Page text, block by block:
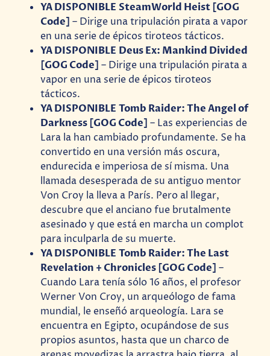
YA DISPONIBLE SteamWorld Heist [GOG
Code]– Dirige una tripulación pirata a vapor
en una serie de épicos tiroteos tácticos.
YA DISPONIBLE Deus Ex: Mankind Divided
[GOG Code]– Dirige una tripulación pirata a
vapor en una serie de épicos tiroteos
tácticos.
YA DISPONIBLE Tomb Raider: The Angel of
Darkness [GOG Code]– Las experiencias de
Lara la han cambiado profundamente. Se ha
convertido en una versión más oscura,
endurecida e imperiosa de sí misma. Una
llamada desesperada de su antiguo mentor
Von Croy la lleva a París. Pero al llegar,
descubre que el anciano fue brutalmente
asesinado y que está en marcha un complot
para inculparla de su muerte.
YA DISPONIBLE Tomb Raider: The Last
Revelation + Chronicles [GOG Code]–
Cuando Lara tenía sólo 16 años, el profesor
Werner Von Croy, un arqueólogo de fama
mundial, le enseñó arqueología. Lara se
encuentra en Egipto, ocupándose de sus
propios asuntos, hasta que un charco de